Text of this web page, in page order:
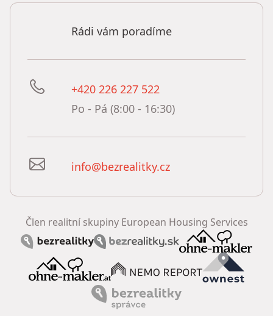
Rádi vám poradíme
+420 226 227 522
Po - Pá (8:00 - 16:30)
info@bezrealitky.cz
Člen realitní skupiny European Housing Services